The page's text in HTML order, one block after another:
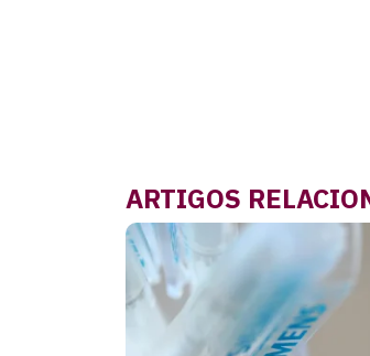
ARTIGOS